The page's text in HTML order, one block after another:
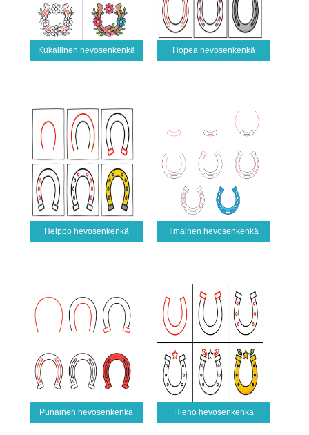
Kukallinen hevosenkenkä Hopea hevosenkenkä
Helppo hevosenkenkä Ilmainen hevosenkenkä
Punainen hevosenkenkä Hieno hevosenkenkä